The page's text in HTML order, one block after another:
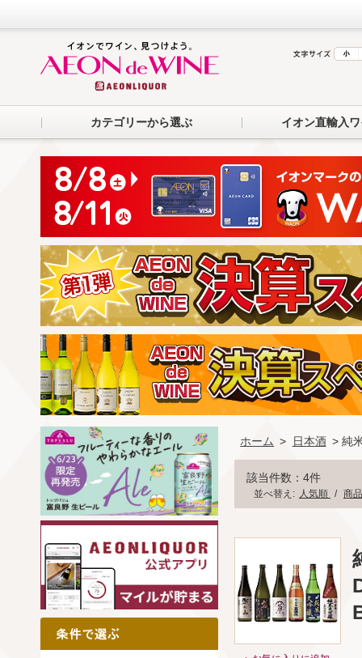
カテゴリーから選ぶ イオン直輸入
ホーム > 日本酒 > 純
該当件数：4件
並べ替え: 人気順 / 商